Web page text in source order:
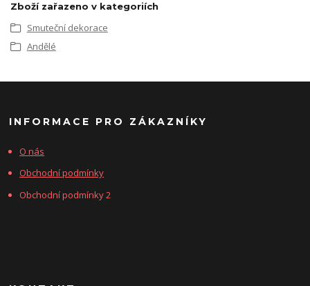
Zboží zařazeno v kategoriích
Smuteční dekorace
Andělé
INFORMACE PRO ZÁKAZNÍKY
O nás
Obchodní podmínky
Obchodní podmínky 2